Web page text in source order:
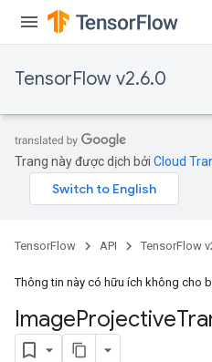
TensorFlow v2.6.0
Trang này được dịch bởi Cloud
TensorFlow API TensorFlow
Thông tin này có hữu ích không cho
ImageProjective